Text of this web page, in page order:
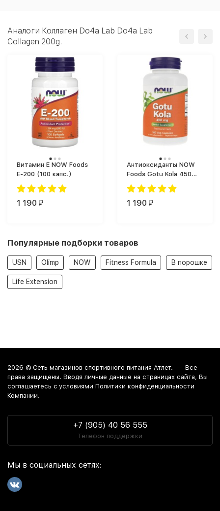
Аналоги Коллаген Do4a Lab Do4a Lab
Collagen 200g.
Витамин Е NOW Foods
E-200 (100 капс.)
1 190 ₽
Антиоксиданты NOW
Foods Gotu Kola 450
(100 капс.)
1 190 ₽
Популярные подборки товаров
USN Olimp NOW Fitness Formula В порошке
Life Extension
2026 © Сеть магазинов спортивного питания Атлет. — Все
права защищены. Вводя личные данные на страницах сайта, Вы
соглашаетесь c условиями Политики конфиденциальности
Компании.
+7 (905) 40 56 555
Телефон поддержки
Мы в социальных сетях: